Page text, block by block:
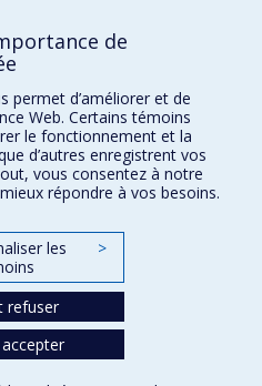
l’intention des médias
de
permet d’améliorer et de
Web. Certains témoins
le fonctionnement et la
d’autres enregistrent vos
vous consentez à notre
répondre à vos besoins.
les
>
refuser